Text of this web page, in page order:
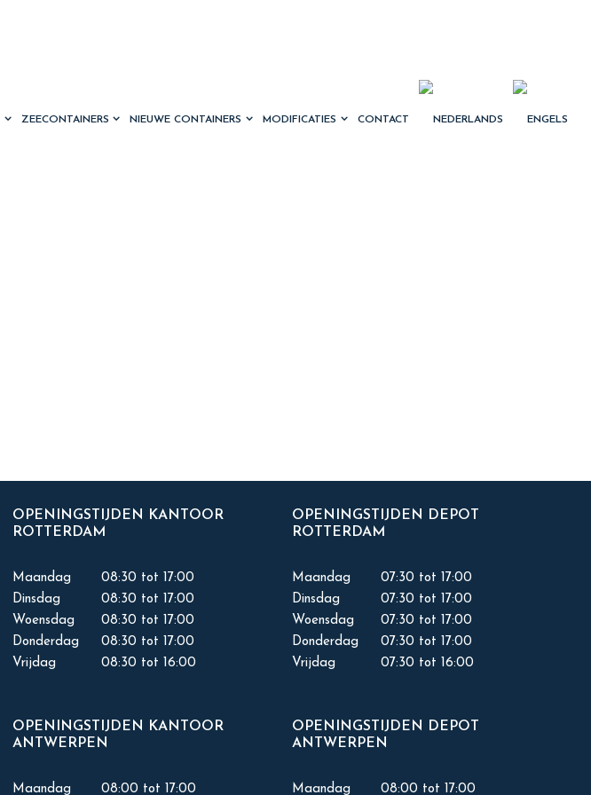
ZEECONTAINERS NIEUWE CONTAINERS MODIFICATIES CONTACT
OPENINGSTIJDEN KANTOOR
ROTTERDAM
Maandag
08:30 tot 17:00
Dinsdag
08:30 tot 17:00
Woensdag
08:30 tot 17:00
Donderdag
08:30 tot 17:00
Vrijdag
08:30 tot 16:00
OPENINGSTIJDEN KANTOOR
ANTWERPEN
Maandag 08:00 tot 17:00
OPENINGSTIJDEN DEPOT
ROTTERDAM
Maandag
07:30 tot 17:00
Dinsdag
07:30 tot 17:00
Woensdag
07:30 tot 17:00
Donderdag
07:30 tot 17:00
Vrijdag
07:30 tot 16:00
OPENINGSTIJDEN DEPOT
ANTWERPEN
Maandag 08:00 tot 17:00